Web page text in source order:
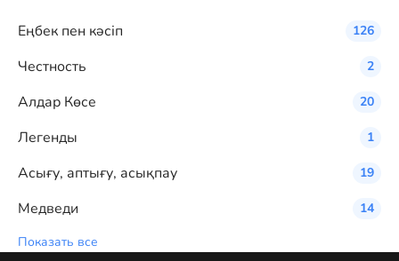
Eңбек пен кәсіп 126
Честность 2
Алдар Көсе 20
Легенды 1
Асығу, аптығу, асықпау 19
Медведи
14
Показать все